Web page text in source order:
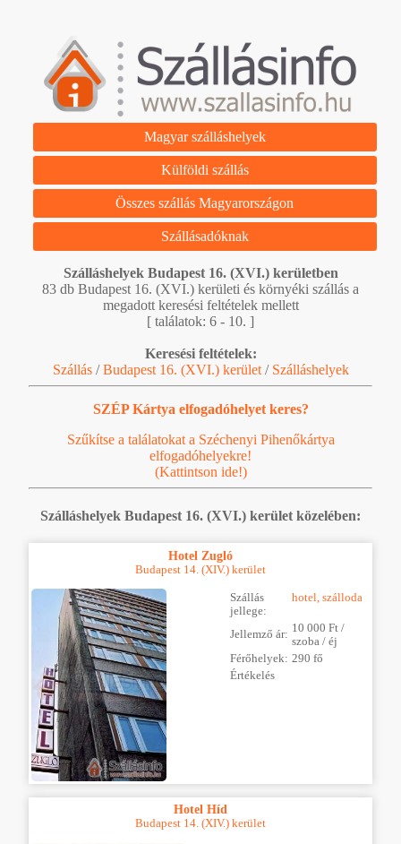
Magyar szálláshelyek
Külföldi szállás
Összes szállás Magyarországon
Szállásadóknak
Szálláshelyek Budapest 16. (XVI.) kerületben
83 db Budapest 16. (XVI.) kerületi és környéki szállás a
megadott keresési feltételek mellett
[ találatok: 6 - 10. ]
Keresési feltételek:
Szállás/Budapest 16. (XVI.) kerület/ Szálláshelyek
SZÉP Kártya elfogadóhelyet keres?
Szűkítse a találatokat a Széchenyi Pihenőkártya
elfogadóhelyekre!
(Kattintson ide!)
Szálláshelyek Budapest 16. (XVI.) kerület közelében:
Hotel Zugló
Budapest 14. (XIV.) kerület
Szállás
jellege:
hotel, szálloda
Jellemző ár: 10 000 Ft /
szoba / éj
Férőhelyek: 290 fő
Értékelés
Hotel Híd
Budapest 14. (XIV.) kerület